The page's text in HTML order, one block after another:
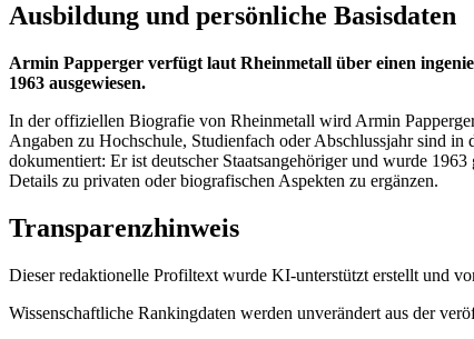
Ausbildung und persönliche Basisdaten
Armin Papperger verfügt laut Rheinmetall über einen
1963 ausgewiesen.
In der offiziellen Biografie von Rheinmetall wird Armin
Angaben zu Hochschule, Studienfach oder Abschlussjahr sind
dokumentiert: Er ist deutscher Staatsangehöriger und wurde
Details zu privaten oder biografischen Aspekten zu ergänzen.
Transparenzhinweis
Dieser redaktionelle Profiltext wurde KI-unterstützt erstellt und
Wissenschaftliche Rankingdaten werden unverändert aus der